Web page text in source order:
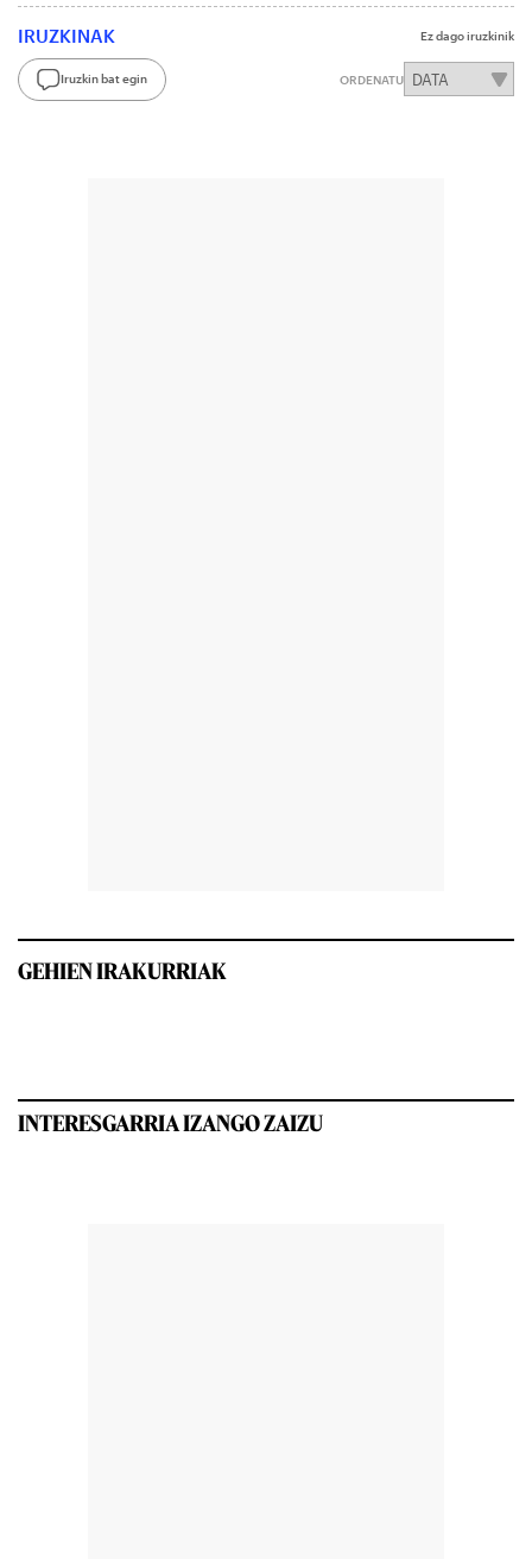
IRUZKINAK Ez dago iruzkinik
Iruzkin bat egin ORDENATU
GEHIEN IRAKURRIAK
INTERESGARRIA IZANGO ZAIZU